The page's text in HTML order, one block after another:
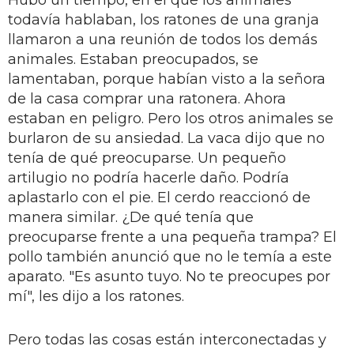
todavía hablaban, los ratones de una granja
llamaron a una reunión de todos los demás
animales. Estaban preocupados, se
lamentaban, porque habían visto a la señora
de la casa comprar una ratonera. Ahora
estaban en peligro. Pero los otros animales se
burlaron de su ansiedad. La vaca dijo que no
tenía de qué preocuparse. Un pequeño
artilugio no podría hacerle daño. Podría
aplastarlo con el pie. El cerdo reaccionó de
manera similar. ¿De qué tenía que
preocuparse frente a una pequeña trampa? El
pollo también anunció que no le temía a este
aparato. "Es asunto tuyo. No te preocupes por
mí", les dijo a los ratones.
Pero todas las cosas están interconectadas y